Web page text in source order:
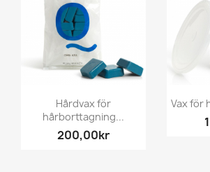
Hårdvax för
hårborttagning...
200,00kr
Vax för